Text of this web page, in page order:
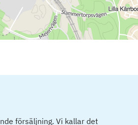
försäljning. Vi kallar det